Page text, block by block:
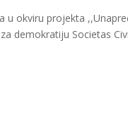
u okviru projekta
demokratiju Societas